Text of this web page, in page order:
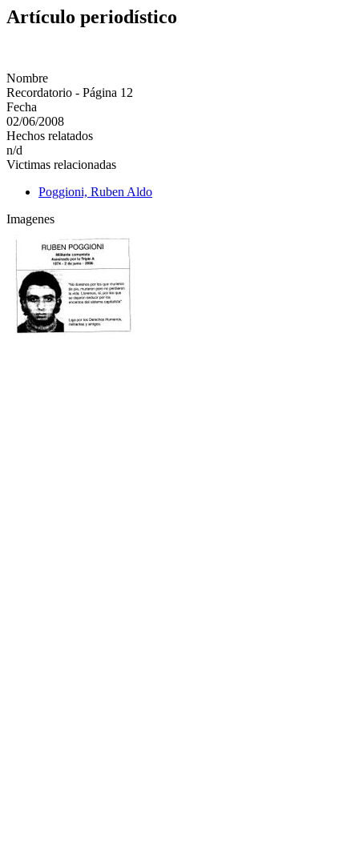
Artículo periodístico
Nombre
Recordatorio - Página 12
Fecha
02/06/2008
Hechos relatados
n/d
Victimas relacionadas
Poggioni, Ruben Aldo
Imagenes